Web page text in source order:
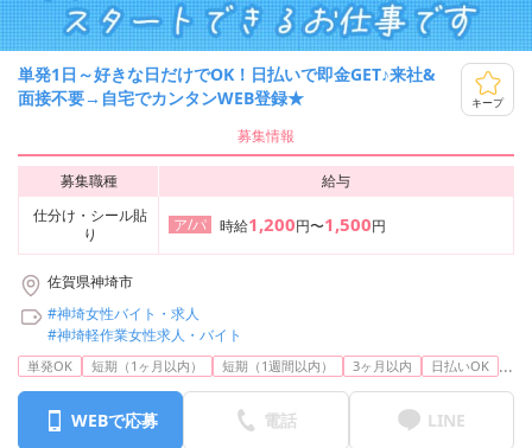
単発1日～好きな日だけでOK！日払いで即金GET♪来社&
面接不要→自宅でカンタンWEB登録★
キープ
募集情報
募集職種
給与
仕分け・シール貼
り
ア/パ 時給1,200円〜1,500円
佐賀県神埼市
#神埼女性バイト・求人
#神埼軽作業女性求人・バイト
単発OK 短期（1ヶ月以内） 短期（1週間以内） 3ヶ月以内 日払いOK ...
WEBで応募 電話 LINE